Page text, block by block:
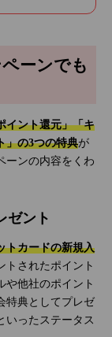
ーンでも
イント還元」「キ
」の3つの特典が
ーンの内容をくわ
ゼント
トカードの新規入
トされたポイント
や他社のポイント
特典としてプレゼ
いったステータス